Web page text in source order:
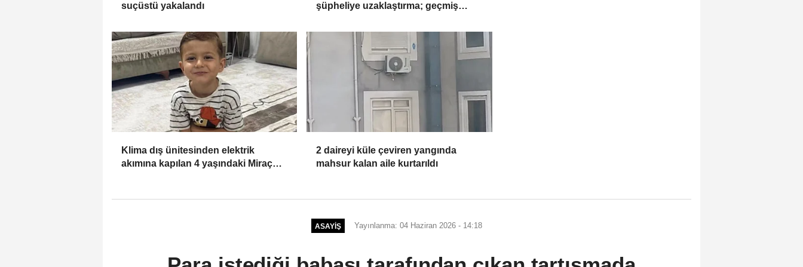
suçüstü yakalandı
şüpheliye uzaklaştırma; geçmiş
çıktı
Klima dış ünitesinden elektrik
akımına kapılan 4 yaşındaki Miraç
2 daireyi küle çeviren yangında
mahsur kalan aile kurtarıldı
ASAYIŞ Yayınlanma: 04 Haziran 2026 - 14:18